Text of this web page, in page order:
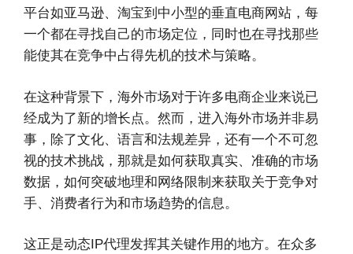
平台如亚马逊、淘宝到中小型的垂直电商网站，每
一个都在寻找自己的市场定位，同时也在寻找那些
能使其在竞争中占得先机的技术与策略。
在这种背景下，海外市场对于许多电商企业来说已
经成为了新的增长点。然而，进入海外市场并非易
事，除了文化、语言和法规差异，还有一个不可忽
视的技术挑战，那就是如何获取真实、准确的市场
数据，如何突破地理和网络限制来获取关于竞争对
手、消费者行为和市场趋势的信息。
这正是动态IP代理发挥其关键作用的地方。在众多